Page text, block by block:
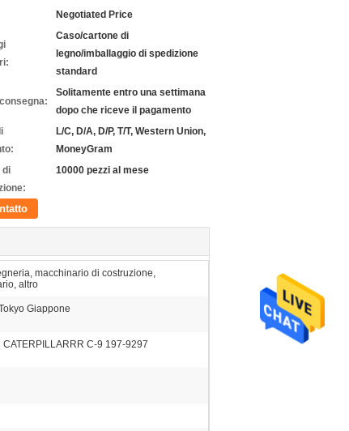
Negotiated Price
Caso/cartone di
legno/imballaggio di spedizione
standard
Solitamente entro una settimana
dopo che riceve il pagamento
L/C, D/A, D/P, T/T, Western Union,
MoneyGram
di
10000 pezzi al mese
macchinario di costruzione,
altro
Giappone
CATERPILLARRR C-9 197-9297